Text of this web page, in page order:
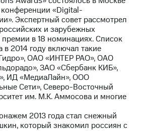
«Digital-
Экспертный совет рассмотрел
и зарубежных
в 18 номинациях. Список
в 2014 году включал такие
ОАО «ИНТЕР РАО», ОАО
ЗАО «Сбербанк КИБ»,
ИД «МедиаЛайн», ООО
Сети», Северо-Восточный
им. М.К. Аммосова и многие
2013 года стал снежный
который знакомил россиян с